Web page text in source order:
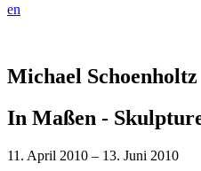
en
Michael Schoenholtz
In Maßen -
11. April 2010 – 13. Juni 2010